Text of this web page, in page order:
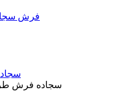
سجاده فرش
سجاده فرش طرح